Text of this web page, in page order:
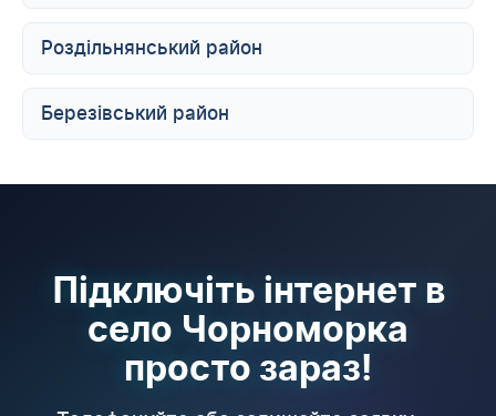
Роздільнянський район
Березівський район
Підключіть інтернет в
село Чорноморка
просто зараз!